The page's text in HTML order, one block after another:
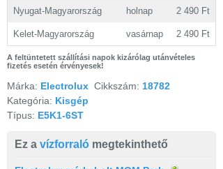
Nyugat-Magyarország holnap 2 490 Ft
Kelet-Magyarország vasárnap 2 490 Ft
A feltüntetett szállítási napok kizárólag utánvételes
fizetés esetén érvényesek!
Márka: Electrolux Cikkszám: 18782
Kategória: Kisgép
Típus: E5K1-6ST
Ez a vízforraló megtekinthető